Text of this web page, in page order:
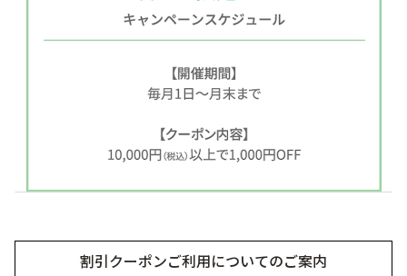
割引クーポンご利用についてのご案内